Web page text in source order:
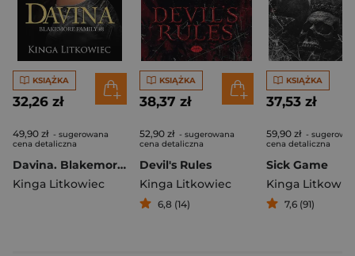
KSIĄŻKA
32,26 zł
49,90 zł - sugerowana
cena detaliczna
Davina. Blakemore Family. Tom 8
Kinga Litkowiec
KSIĄŻKA
38,37 zł
52,90 zł - sugerowana
cena detaliczna
Devil's Rules
Kinga Litkowiec
6,8 (14)
KSIĄŻKA
37,53 zł
59,90 zł -
cena detaliczna
Sick Game
Kinga
7,6 (91)